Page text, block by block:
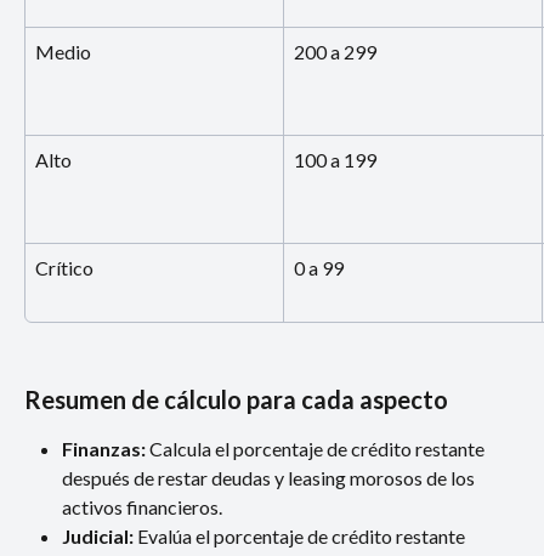
Medio 200 a 299
Alto 100 a 199
Crítico 0 a 99
Resumen de cálculo para cada aspecto
Finanzas: Calcula el porcentaje de crédito restante
después de restar deudas y leasing morosos de los
activos financieros.
Judicial: Evalúa el porcentaje de crédito restante